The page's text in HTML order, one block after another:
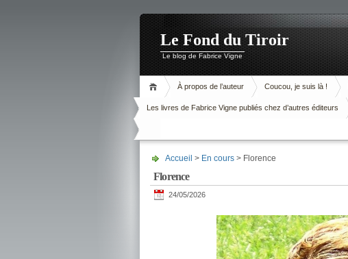
Le Fond du Tiroir
Le blog de Fabrice Vigne
À propos de l’auteur Coucou, je suis là !
Les livres de Fabrice Vigne publiés chez d’autres éditeurs
Accueil > En cours > Florence
Florence
24/05/2026